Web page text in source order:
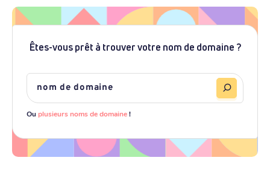
Êtes-vous prêt à trouver votre nom de domaine ?
Ouplusieurs noms de domaine!